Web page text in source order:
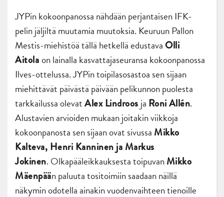
JYPin kokoonpanossa nähdään perjantaisen IFK-
pelin jäljiltä muutamia muutoksia. Keuruun Pallon
Mestis-miehistöä tällä hetkellä edustavaOlli
Aitolaon lainalla kasvattajaseuransa kokoonpanossa
Ilves-ottelussa. JYPin toipilasosastoa sen sijaan
miehittävät päivästä päivään pelikunnon puolesta
tarkkailussa olevatAlex Lindroos ja RoniAllén.
Alustavien arvioiden mukaan joitakin viikkoja
kokoonpanosta sen sijaan ovat sivussa Mikko
Kalteva, Henri Kanninen ja Markus
Jokinen. Olkapääleikkauksesta toipuvanMikko
Mäenpään paluuta tositoimiin saadaan näillä
näkymin odotella ainakin vuodenvaihteen tienoille